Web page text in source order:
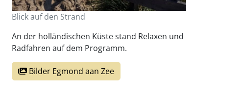
Blick auf den Strand
An der holländischen Küste stand Relaxen und
Radfahren auf dem Programm.
Bilder Egmond aan Zee